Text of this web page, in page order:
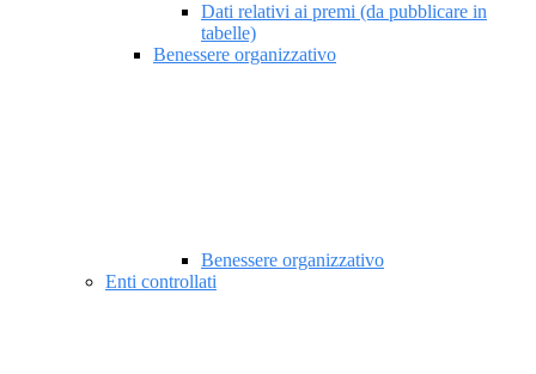
Dati relativi ai premi (da pubblicare in
tabelle)
Benessere organizzativo
Benessere organizzativo
Enti controllati